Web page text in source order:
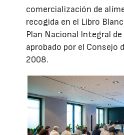
comercialización de
recogida en el Libro
Plan Nacional Integral de
aprobado por el Consejo
2008.